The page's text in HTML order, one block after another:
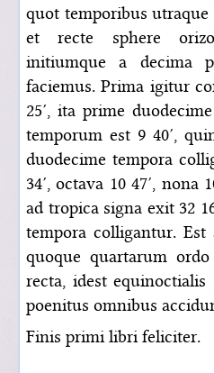
quot temporibus
et recte sphere
initiumque a decima
faciemus. Prima igitur
25′, ita prime
temporum est 9 40′,
duodecime tempora
34′, octava 10 47′,
ad tropica signa exit 32
tempora colligantur.
quoque quartarum
recta, idest
poenitus omnibus
Finis primi libri feliciter.